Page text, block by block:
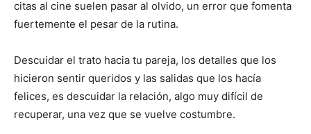
citas al cine suelen pasar al olvido, un error que fomenta
fuertemente el pesar de la rutina.
Descuidar el trato hacia tu pareja, los detalles que los
hicieron sentir queridos y las salidas que los hacía
felices, es descuidar la relación, algo muy difícil de
recuperar, una vez que se vuelve costumbre.